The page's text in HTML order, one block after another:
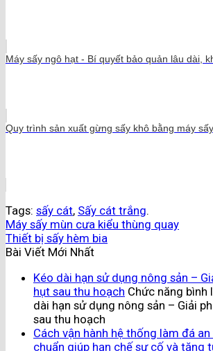
Máy sấy ngô hạt - Bí quyết bảo quản lâu dài,
Quy trình sản xuất gừng sấy khô bằng máy
Tags: sấy cát, Sấy cát trắng.
Máy sấy mùn cưa kiểu thùng quay
Thiết bị sấy hèm bia
Bài Viết Mới Nhất
Kéo dài hạn sử dụng nông sản –
hụt sau thu hoạch Chức năng bình
dài hạn sử dụng nông sản – Giải
sau thu hoạch
Cách vận hành hệ thống làm đá
chuẩn giúp hạn chế sự cố và tăng